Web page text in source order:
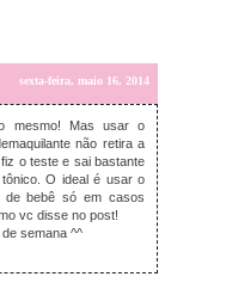
sexta-feira, maio 16, 2014
mesmo! Mas usar o
não retira a
o teste e sai bastante
O ideal é usar o
de bebê só em casos
vc disse no post!
semana ^^